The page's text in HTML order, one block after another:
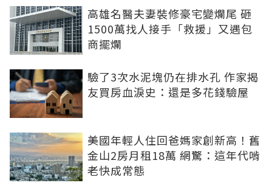
高雄名醫夫妻裝修豪宅變爛尾 砸
1500萬找人接手「救援」又遇包
商擺爛
驗了3次水泥塊仍在排水孔 作家揭
友買房血淚史：還是多花錢驗屋
美國年輕人住回爸媽家創新高！舊
金山2房月租18萬 網驚：這年代啃
老快成常態